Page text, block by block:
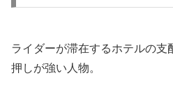
ライダーが滞在するホテルの支
押しが強い人物。